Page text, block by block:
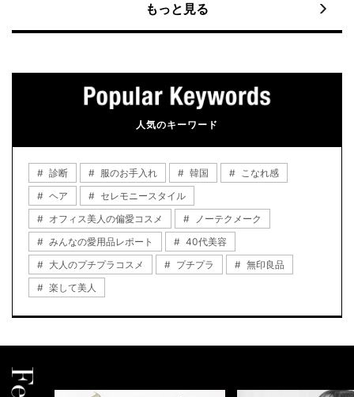
もっと見る
人気のキーワード
診断 服のお手入れ 韓国
こなれ感
ヘア
セレモニースタイル
オフィス美人の偏愛コスメ
ノーテクメーク
みんなの愛用品レポート
40代美容
大人のプチプラコスメ
プチプラ
無印良品
楽して美人